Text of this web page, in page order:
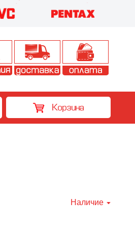
Корзина
Наличие